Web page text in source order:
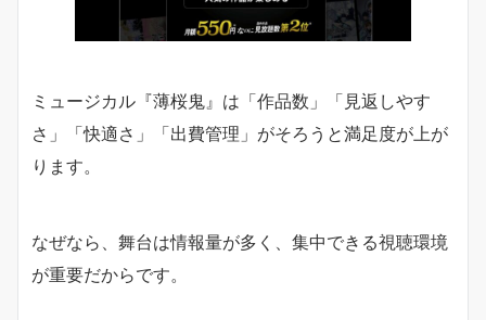
ミュージカル『薄桜鬼』は「作品数」「見返しやす
さ」「快適さ」「出費管理」がそろうと満足度が上が
ります。
なぜなら、舞台は情報量が多く、集中できる視聴環境
が重要だからです。